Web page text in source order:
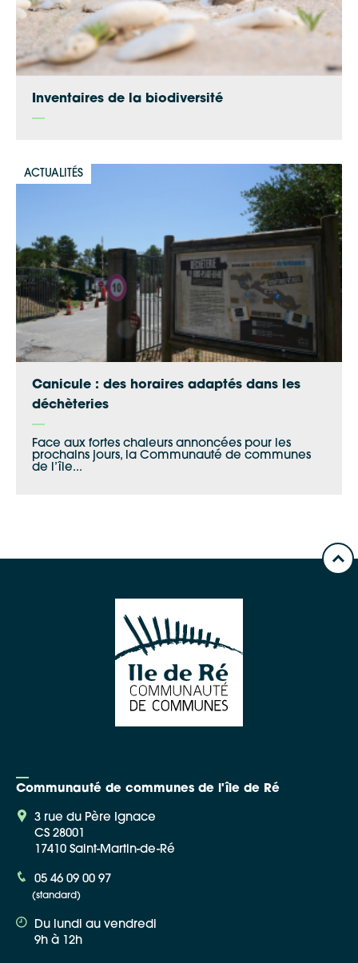
Inventaires de la biodiversité
ACTUALITÉS
Canicule : des horaires adaptés dans les
déchèteries
Face aux fortes chaleurs annoncées pour les
prochains jours, la Communauté de communes
de l’île...
Communauté de communes de l'île de Ré
3 rue du Père Ignace
CS 28001
17410 Saint-Martin-de-Ré
05 46 09 00 97
(standard)
Du lundi au vendredi
9h à 12h